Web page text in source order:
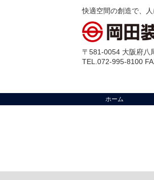
快適空間の創造で、
〒581-0054 大阪府八
TEL.072-995-8100
ホーム